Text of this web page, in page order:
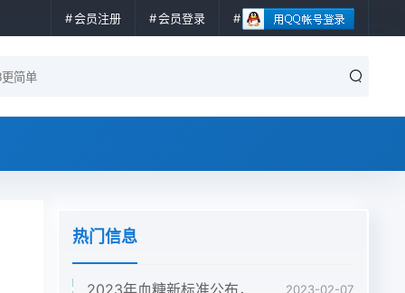
会员注册 会员登录
热门信息
2023年血糖新标准公布，不是3.9-6.1，快来看看你的血糖正常吗？ 2023-02-07